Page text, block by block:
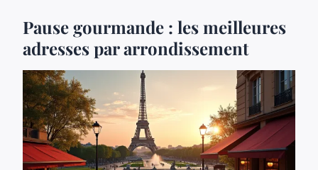
Pause gourmande : les meilleures
adresses par arrondissement